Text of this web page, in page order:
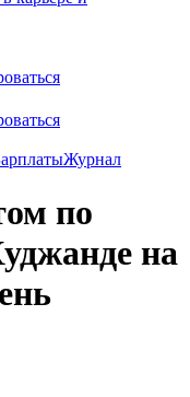
Журнал
по
на